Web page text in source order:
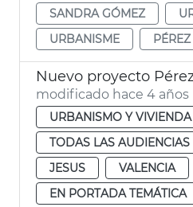
SANDRA GÓMEZ
URBANISME
Nuevo proyecto
modificado hace 4 años
URBANISMO Y VIVIENDA
TODAS LAS AUDIENCIAS
JESUS
VALENCIA
EN PORTADA TEMÁTICA